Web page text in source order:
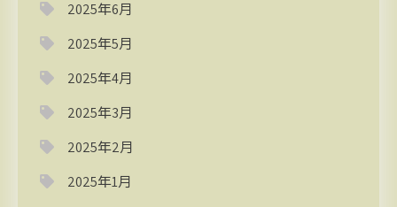
2025年6月
2025年5月
2025年4月
2025年3月
2025年2月
2025年1月